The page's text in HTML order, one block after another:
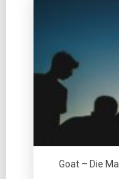
Goat – Die